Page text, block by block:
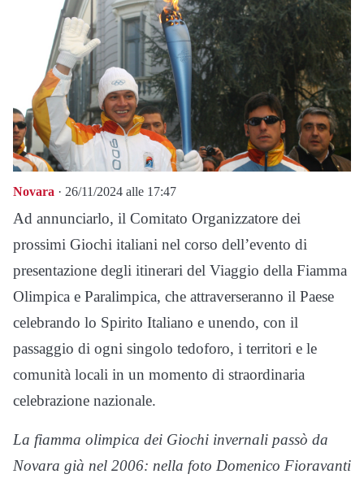
Novara · 26/11/2024 alle 17:47
Ad annunciarlo, il Comitato Organizzatore dei
prossimi Giochi italiani nel corso dell’evento di
presentazione degli itinerari del Viaggio della Fiamma
Olimpica e Paralimpica, che attraverseranno il Paese
celebrando lo Spirito Italiano e unendo, con il
passaggio di ogni singolo tedoforo, i territori e le
comunità locali in un momento di straordinaria
celebrazione nazionale.
La fiamma olimpica dei Giochi invernali passò da
Novara già nel 2006: nella foto Domenico Fioravanti